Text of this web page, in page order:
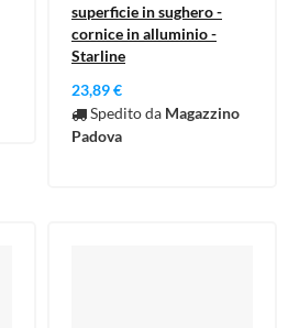
superficie in sughero -
cornice in alluminio -
Starline
23,89 €
Spedito da Magazzino
Padova